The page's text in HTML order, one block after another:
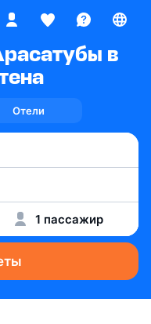
в
Отели
1 пассажир